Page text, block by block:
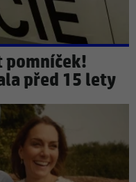
pomníček!
před 15 lety